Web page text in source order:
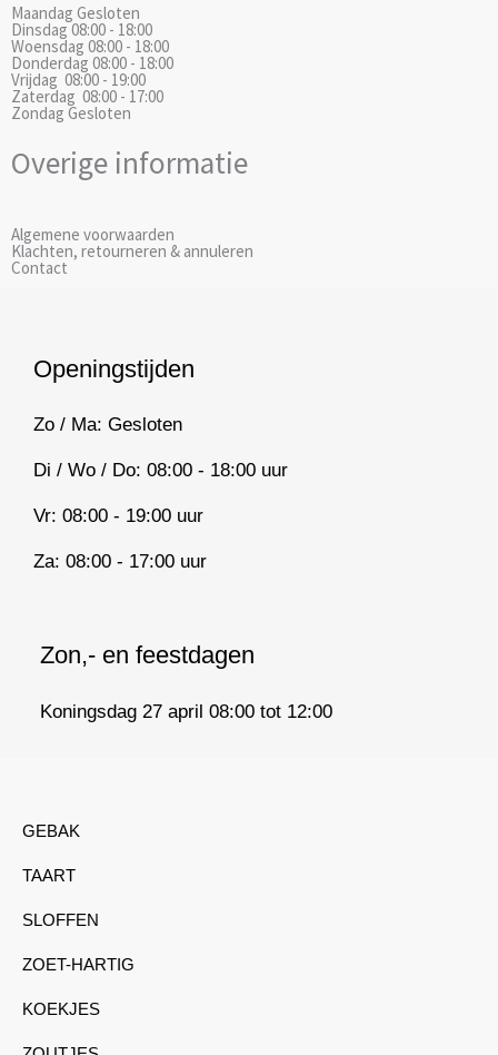
o
k
r
a
m
Maandag Gesloten
Dinsdag08:00 - 18:00
Woensdag 08:00 - 18:00
Donderdag 08:00 - 18:00
Vrijdag 08:00 - 19:00
Zaterdag 08:00 - 17:00
Zondag Gesloten
Overige informatie
Algemene voorwaarden
Klachten, retourneren & annuleren
Contact
Openingstijden
Zo / Ma: Gesloten
Di / Wo / Do: 08:00 - 18:00 uur
Vr: 08:00 - 19:00 uur
Za: 08:00 - 17:00 uur
Zon,- en feestdagen
Koningsdag 27 april 08:00 tot 12:00
GEBAK
TAART
SLOFFEN
ZOET-HARTIG
KOEKJES